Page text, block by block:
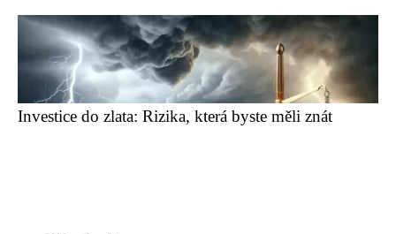
Investice do zlata: Rizika, která byste měli znát